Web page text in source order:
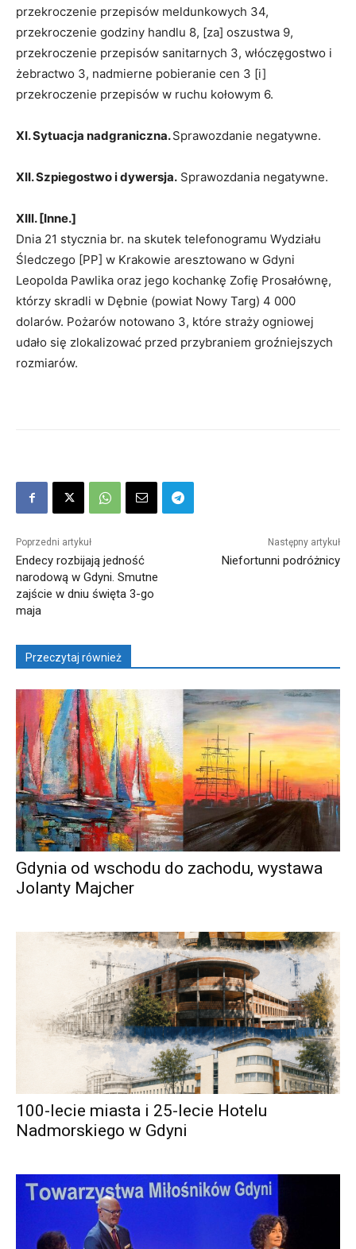
przekroczenie przepisów meldunkowych 34,
przekroczenie godziny handlu 8, [za] oszustwa 9,
przekroczenie przepisów sanitarnych 3, włóczęgostwo i
żebractwo 3, nadmierne pobieranie cen 3 [i]
przekroczenie przepisów w ruchu kołowym 6.
XI. Sytuacja nadgraniczna.Sprawozdanie negatywne.
XII. Szpiegostwo i dywersja. Sprawozdania negatywne.
XIII. [Inne.]
Dnia 21 stycznia br. na skutek telefonogramu Wydziału
Śledczego [PP] w Krakowie aresztowano w Gdyni
Leopolda Pawlika oraz jego kochankę Zofię Prosałównę,
którzy skradli w Dębnie (powiat Nowy Targ) 4 000
dolarów. Pożarów notowano 3, które straży ogniowej
udało się zlokalizować przed przybraniem groźniejszych
rozmiarów.
Poprzedni artykuł
Endecy rozbijają jedność
narodową w Gdyni. Smutne
zajście w dniu święta 3-go
maja
Następny artykuł
Niefortunni podróżnicy
Przeczytaj również
Gdynia od wschodu do zachodu, wystawa
Jolanty Majcher
100-lecie miasta i 25-lecie Hotelu
Nadmorskiego w Gdyni